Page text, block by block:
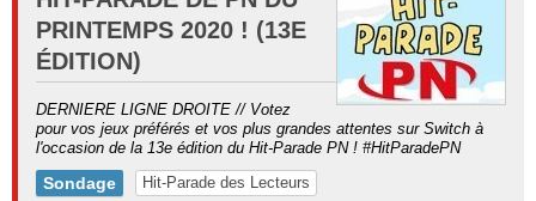
PRINTEMPS 2020 ! (13E
ÉDITION)
DERNIERE LIGNE DROITE // Votez
pour vos jeux préférés et vos plus grandes attentes sur Switch à
l'occasion de la 13e édition du Hit-Parade PN ! #HitParadePN
Sondage Hit-Parade des Lecteurs